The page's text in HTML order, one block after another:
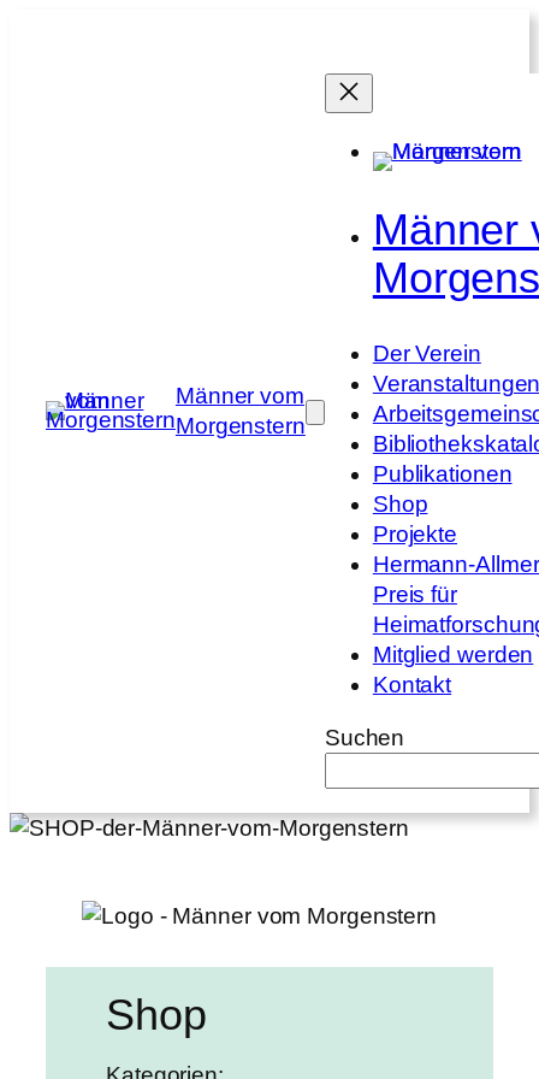
Männer vom
Morgenstern
Männer
Der Verein
Publikationen
Shop
Projekte
Hermann-
Preis für
Mitglied werden
Kontakt
Suchen
Shop